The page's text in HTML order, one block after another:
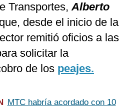
Transportes,Alberto
desde el inicio de la
remitió oficios a las
solicitar la
de los peajes.
MTC habría acordado con 10